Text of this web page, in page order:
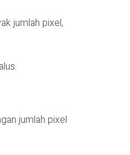
jumlah pixel,
jumlah pixel